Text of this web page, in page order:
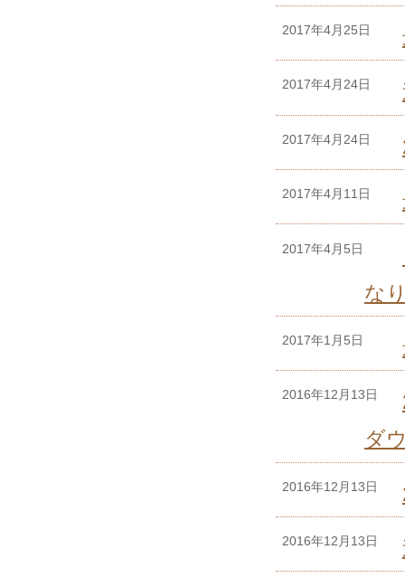
2017年4月25日
2017年4月24日
2017年4月24日
2017年4月11日
2017年4月5日
な
2017年1月5日
2016年12月13日
ダ
2016年12月13日
2016年12月13日